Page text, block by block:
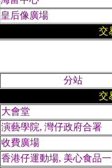
皇后像廣場
交
分站
交
大會堂
演藝學院, 灣仔政府合署
收費廣場
香港仔運動場, 美心食品